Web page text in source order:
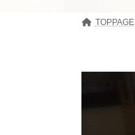
TOPPAGE